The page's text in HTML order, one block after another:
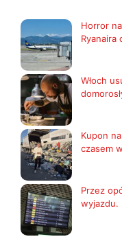
Horror
Ryanaira
Włoch
Kupon
czasem
Przez
wyjazdu.